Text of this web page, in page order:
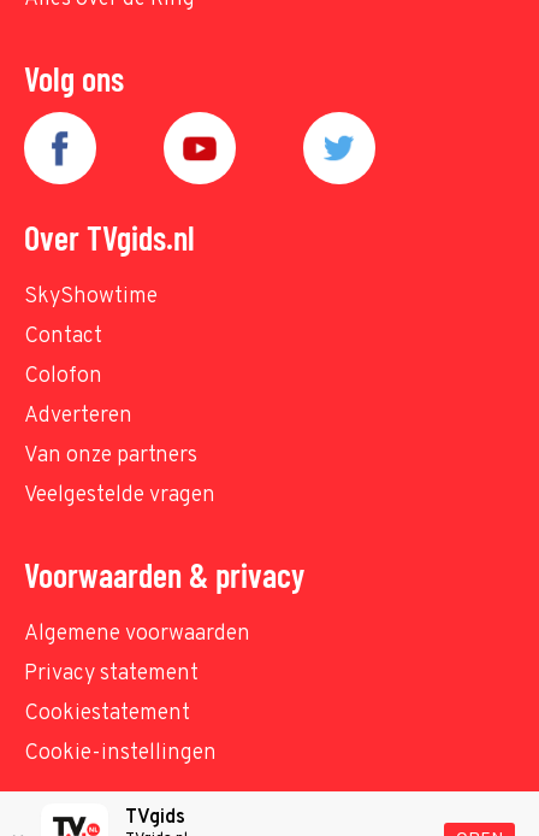
Volg ons
Over TVgids.nl
SkyShowtime
Contact
Colofon
Adverteren
Van onze partners
Veelgestelde vragen
Voorwaarden & privacy
Algemene voorwaarden
Privacy statement
Cookiestatement
Cookie-instellingen
TVgids